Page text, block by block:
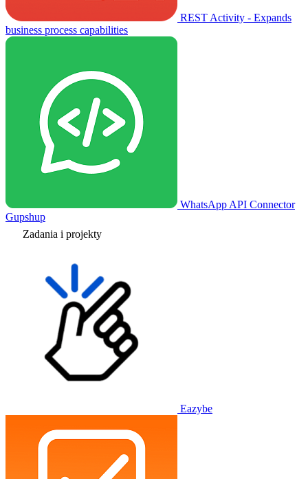
REST Activity - Expands
business process capabilities
WhatsApp API Connector
Gupshup
Zadania i projekty
Eazybe